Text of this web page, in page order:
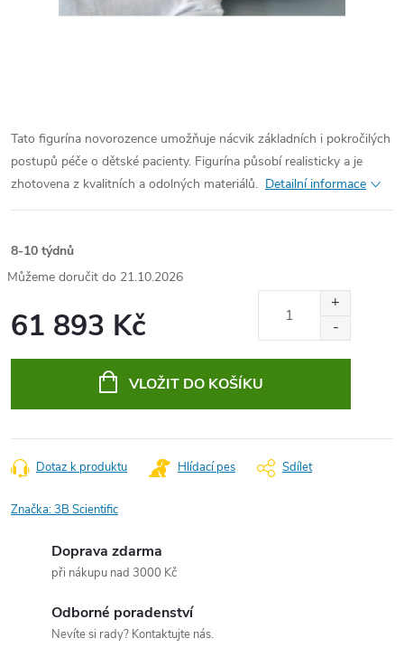
Tato figurína novorozence umožňuje nácvik základních i pokročilých
postupů péče o dětské pacienty. Figurína působí realisticky a je
zhotovena z kvalitních a odolných materiálů. Detailní informace
8-10 týdnů
21.10.2026
61 893 Kč
VLOŽIT DO KOŠÍKU
Dotaz k produktu Hlídací pes Sdílet
Značka:3B Scientific
Doprava zdarma
při nákupu nad 3000 Kč
Odborné poradenství
Nevíte si rady? Kontaktujte nás.